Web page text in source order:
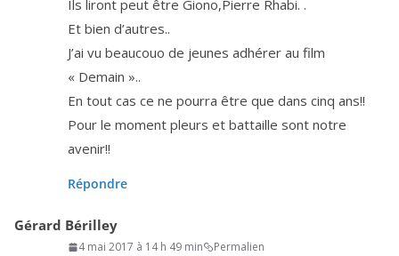
Ils liront peut être Giono,Pierre Rhabi. .
Et bien d’autres..
J’ai vu beau­couo de jeunes adhé­rer au film
« Demain »..
En tout cas ce ne pour­ra être que dans cinq ans!!
Pour le moment pleurs et bat­taille sont notre
avenir!!
Répondre
Gérard Bérilley
4 mai 2017 à 14 h 49 min Permalien